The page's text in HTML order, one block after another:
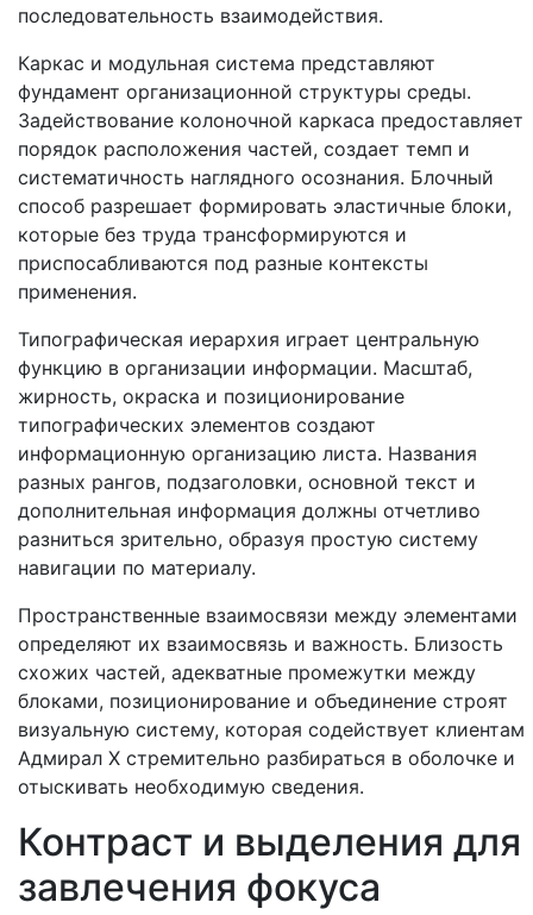
последовательность взаимодействия.
Каркас и модульная система представляют
фундамент организационной структуры среды.
Задействование колоночной каркаса предоставляет
порядок расположения частей, создает темп и
систематичность наглядного осознания. Блочный
способ разрешает формировать эластичные блоки,
которые без труда трансформируются и
приспосабливаются под разные контексты
применения.
Типографическая иерархия играет центральную
функцию в организации информации. Масштаб,
жирность, окраска и позиционирование
типографических элементов создают
информационную организацию листа. Названия
разных рангов, подзаголовки, основной текст и
дополнительная информация должны отчетливо
разниться зрительно, образуя простую систему
навигации по материалу.
Пространственные взаимосвязи между элементами
определяют их взаимосвязь и важность. Близость
схожих частей, адекватные промежутки между
блоками, позиционирование и объединение строят
визуальную систему, которая содействует клиентам
Адмирал Х стремительно разбираться в оболочке и
отыскивать необходимую сведения.
Контраст и выделения для
завлечения фокуса